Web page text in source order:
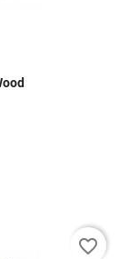
favorite_border